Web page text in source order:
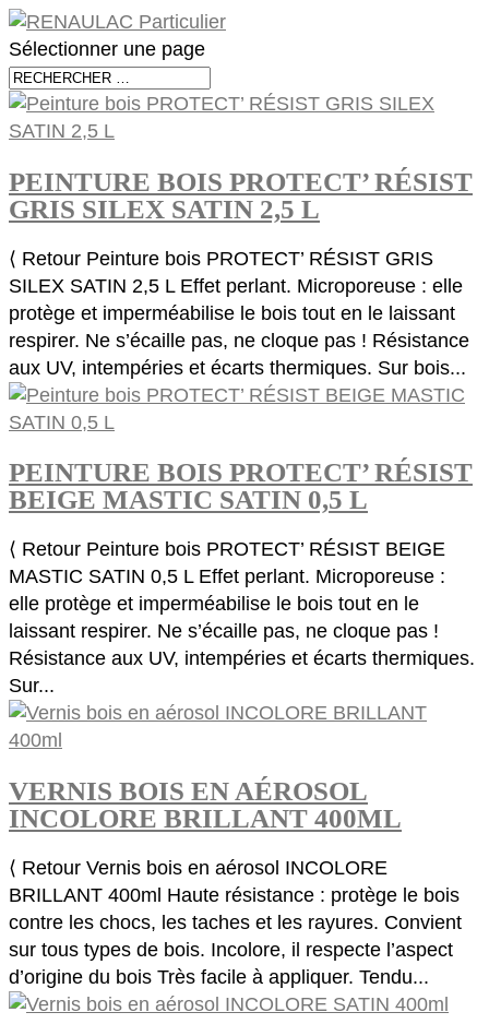
Sélectionner une page
PEINTURE BOIS PROTECT’ RÉSIST
GRIS SILEX SATIN 2,5 L
⟨ Retour Peinture bois PROTECT’ RÉSIST GRIS
SILEX SATIN 2,5 L Effet perlant. Microporeuse : elle
protège et imperméabilise le bois tout en le laissant
respirer. Ne s’écaille pas, ne cloque pas ! Résistance
aux UV, intempéries et écarts thermiques. Sur bois...
PEINTURE BOIS PROTECT’ RÉSIST
BEIGE MASTIC SATIN 0,5 L
⟨ Retour Peinture bois PROTECT’ RÉSIST BEIGE
MASTIC SATIN 0,5 L Effet perlant. Microporeuse :
elle protège et imperméabilise le bois tout en le
laissant respirer. Ne s’écaille pas, ne cloque pas !
Résistance aux UV, intempéries et écarts thermiques.
Sur...
VERNIS BOIS EN AÉROSOL
INCOLORE BRILLANT 400ML
⟨ Retour Vernis bois en aérosol INCOLORE
BRILLANT 400ml Haute résistance : protège le bois
contre les chocs, les taches et les rayures. Convient
sur tous types de bois. Incolore, il respecte l’aspect
d’origine du bois Très facile à appliquer. Tendu...